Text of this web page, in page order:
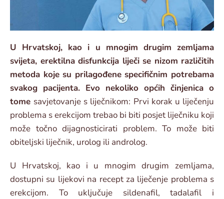
U Hrvatskoj, kao i u mnogim drugim zemljama
svijeta, erektilna disfunkcija liječi se nizom različitih
metoda koje su prilagođene specifičnim potrebama
svakog pacijenta. Evo nekoliko općih činjenica o
tome savjetovanje s liječnikom: Prvi korak u liječenju
problema s erekcijom trebao bi biti posjet liječniku koji
može točno dijagnosticirati problem. To može biti
obiteljski liječnik, urolog ili androlog.
U Hrvatskoj, kao i u mnogim drugim zemljama,
dostupni su lijekovi na recept za liječenje problema s
erekcijom. To uključuje sildenafil, tadalafil i